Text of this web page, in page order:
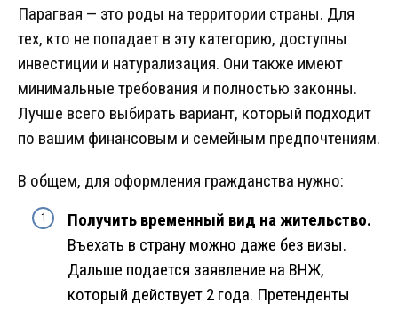
Парагвая — это роды на территории страны. Для
тех, кто не попадает в эту категорию, доступны
инвестиции и натурализация. Они также имеют
минимальные требования и полностью законны.
Лучше всего выбирать вариант, который подходит
по вашим финансовым и семейным предпочтениям.
В общем, для оформления гражданства нужно:
Получить временный вид на жительство.
Въехать в страну можно даже без визы.
Дальше подается заявление на ВНЖ,
который действует 2 года. Претенденты